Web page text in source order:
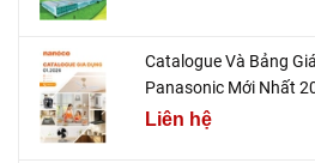
Catalogue Và Bảng
Panasonic Mới Nhất
Liên hệ